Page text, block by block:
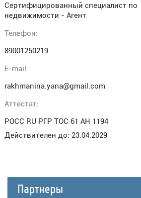
Сертифицированный специалист по
недвижимости - Агент
Телефон:
89001250219
E-mail:
rakhmanina.yana@gmail.com
Аттестат:
РОСС RU РГР ТОС 61 АН 1194
Действителен до: 23.04.2029
Партнеры